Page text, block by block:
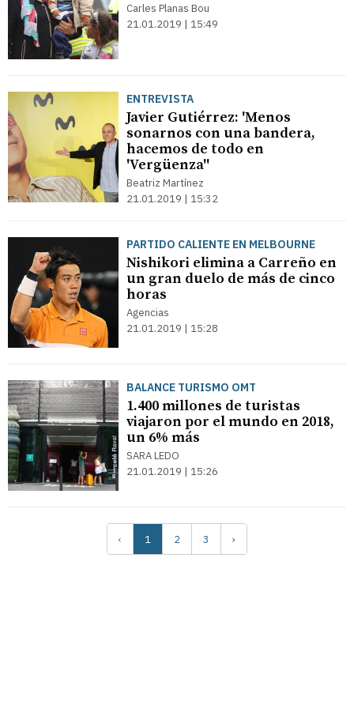
Carles Planas Bou
21.01.2019 | 15:49
ENTREVISTA
Javier Gutiérrez: 'Menos
sonarnos con una bandera,
hacemos de todo en
'Vergüenza''
Beatriz Martínez
21.01.2019 | 15:32
PARTIDO CALIENTE EN MELBOURNE
Nishikori elimina a Carreño en
un gran duelo de más de cinco
horas
Agencias
21.01.2019 | 15:28
BALANCE TURISMO OMT
1.400 millones de turistas
viajaron por el mundo en 2018,
un 6% más
SARA LEDO
21.01.2019 | 15:26
‹ 1 2 3 ›